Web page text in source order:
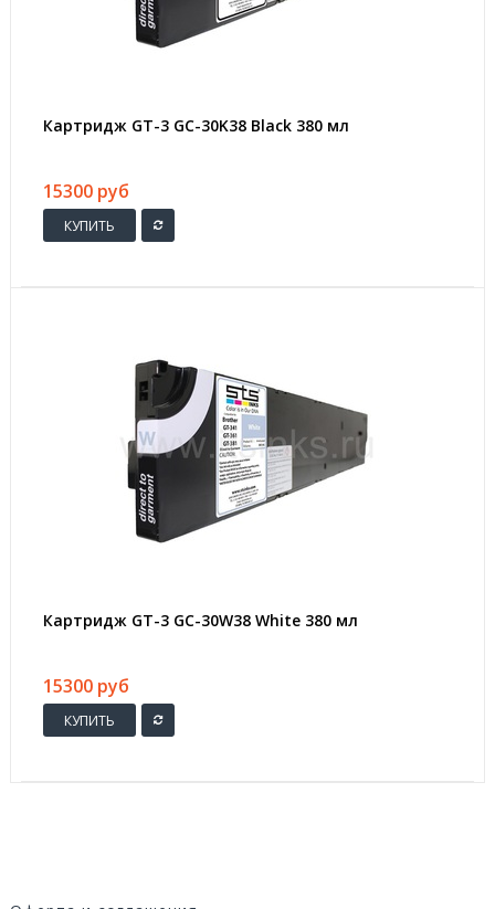
Картридж GT-3 GC-30K38 Black 380 мл
15300 руб
КУПИТЬ
Картридж GT-3 GC-30W38 White 380 мл
15300 руб
КУПИТЬ